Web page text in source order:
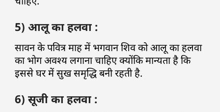
5) आलू का हलवा :
सावन के पवित्र माह में भगवान शिव को आलू का हलवा
का भोग अवश्य लगाना चाहिए क्योंकि मान्यता है कि
इससे घर में सुख समृद्धि बनी रहती है.
6) सूजी का हलवा :